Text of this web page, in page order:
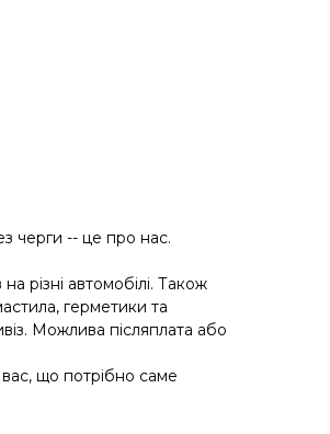
черги -- це про нас.
різні автомобілі. Також
герметики та
Можлива післяплата або
що потрібно саме